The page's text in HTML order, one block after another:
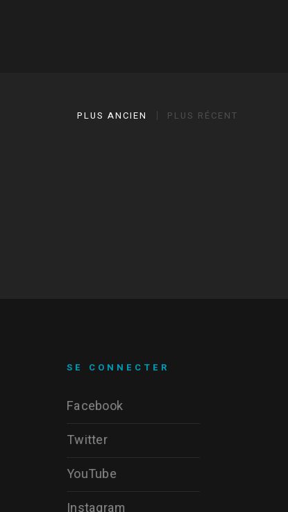
PLUS ANCIEN PLUS RÉCENT
SE CONNECTER
Facebook
Twitter
YouTube
Instagram